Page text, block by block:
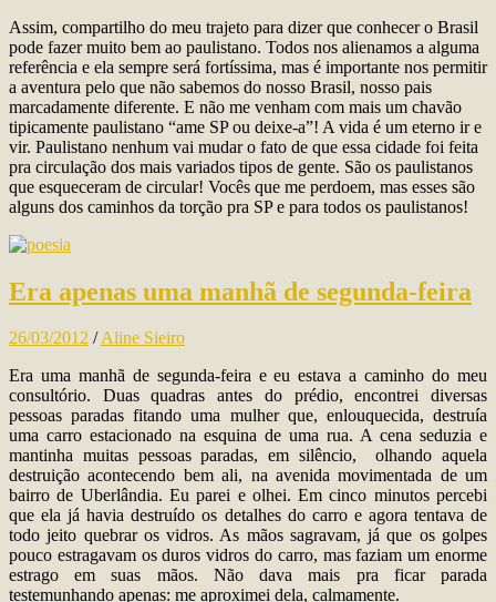
Assim, compartilho do meu trajeto para dizer que conhecer o Brasil
pode fazer muito bem ao paulistano. Todos nos alienamos a alguma
referência e ela sempre será fortíssima, mas é importante nos permitir
a aventura pelo que não sabemos do nosso Brasil, nosso pais
marcadamente diferente. E não me venham com mais um chavão
tipicamente paulistano “ame SP ou deixe-a”! A vida é um eterno ir e
vir. Paulistano nenhum vai mudar o fato de que essa cidade foi feita
pra circulação dos mais variados tipos de gente. São os paulistanos
que esqueceram de circular! Vocês que me perdoem, mas esses são
alguns dos caminhos da torção pra SP e para todos os paulistanos!
Era apenas uma manhã de segunda-feira
26/03/2012 /Aline Sieiro
Era uma manhã de segunda-feira e eu estava a caminho do meu
consultório. Duas quadras antes do prédio, encontrei diversas
pessoas paradas fitando uma mulher que, enlouquecida, destruía
uma carro estacionado na esquina de uma rua. A cena seduzia e
mantinha muitas pessoas paradas, em silêncio, olhando aquela
destruição acontecendo bem ali, na avenida movimentada de um
bairro de Uberlândia. Eu parei e olhei. Em cinco minutos percebi
que ela já havia destruído os detalhes do carro e agora tentava de
todo jeito quebrar os vidros. As mãos sagravam, já que os golpes
pouco estragavam os duros vidros do carro, mas faziam um enorme
estrago em suas mãos. Não dava mais pra ficar parada
testemunhando apenas: me aproximei dela, calmamente.